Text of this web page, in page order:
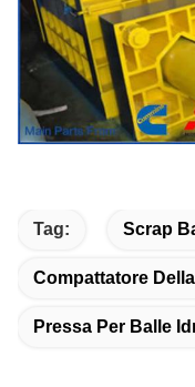
Tag: Scrap
Compattatore
Pressa Per Balle